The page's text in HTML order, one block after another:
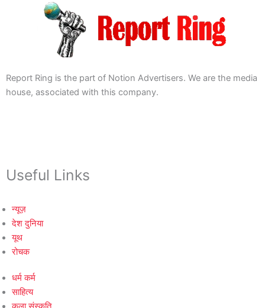
Report Ring is the part of Notion Advertisers. We are the media
house, associated with this company.
Useful Links
न्यूज़
देश दुनिया
यूथ
रोचक
धर्म कर्म
साहित्य